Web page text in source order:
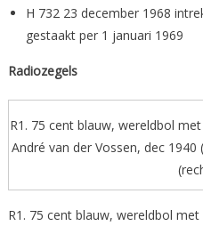
H 732 23 december 1968
gestaakt per 1 januari 1969
Radiozegels
R1. 75 cent blauw, wereldbol
André van der Vossen, dec
R1. 75 cent blauw, wereldbol met